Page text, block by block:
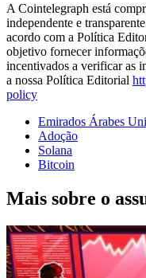
A Cointelegraph está
independente e
acordo com a Política
objetivo fornecer
incentivados a verificar as
a nossa Política Editorial
policy
Emirados Árabes
Adoção
Solana
Bitcoin
Mais sobre o